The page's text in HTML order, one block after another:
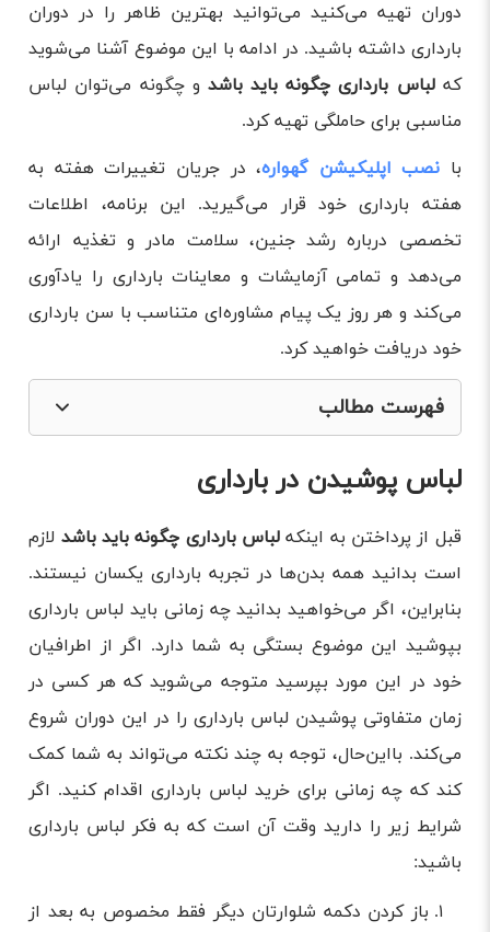
دوران تهیه می‌کنید می‌توانید بهترین ظاهر را در دوران
بارداری داشته باشید. در ادامه با این موضوع آشنا می‌شوید
کهلباس بارداری چگونه باید باشد و چگونه می‌توان لباس
مناسبی برای حاملگی تهیه کرد.
با نصب اپلیکیشن گهواره، در جریان تغییرات هفته به
هفته بارداری خود قرار می‌گیرید. این برنامه، اطلاعات
تخصصی درباره رشد جنین، سلامت مادر و تغذیه ارائه
می‌دهد و تمامی آزمایشات و معاینات بارداری را یادآوری
می‌کند و هر روز یک پیام مشاوره‌ای متناسب با سن بارداری
خود دریافت خواهید کرد.
فهرست مطالب
راهنمای خرید لباس بارداری
لباس مناسب بارداری
برندهای لباس بارداری
مدل لباس بارداری بلند
لباس بارداری خانگی
لباس پوشیدن در بارداری
قبل از پرداختن به اینکه لباس بارداری چگونه باید باشد لازم
است بدانید همه بدن‌ها در تجربه بارداری یکسان نیستند.
بنابراین، اگر می‌خواهید بدانید چه زمانی باید لباس بارداری
بپوشید این موضوع بستگی به شما دارد. اگر از اطرافیان
خود در این مورد بپرسید متوجه می‌شوید که هر کسی در
زمان متفاوتی پوشیدن لباس بارداری را در این دوران شروع
می‌کند. بااین‌حال، توجه به چند نکته می‌تواند به شما کمک
کند که چه زمانی برای خرید لباس بارداری اقدام کنید. اگر
شرایط زیر را دارید وقت آن است که به فکر لباس بارداری
باشید:
باز کردن دکمه شلوارتان دیگر فقط مخصوص به بعد از